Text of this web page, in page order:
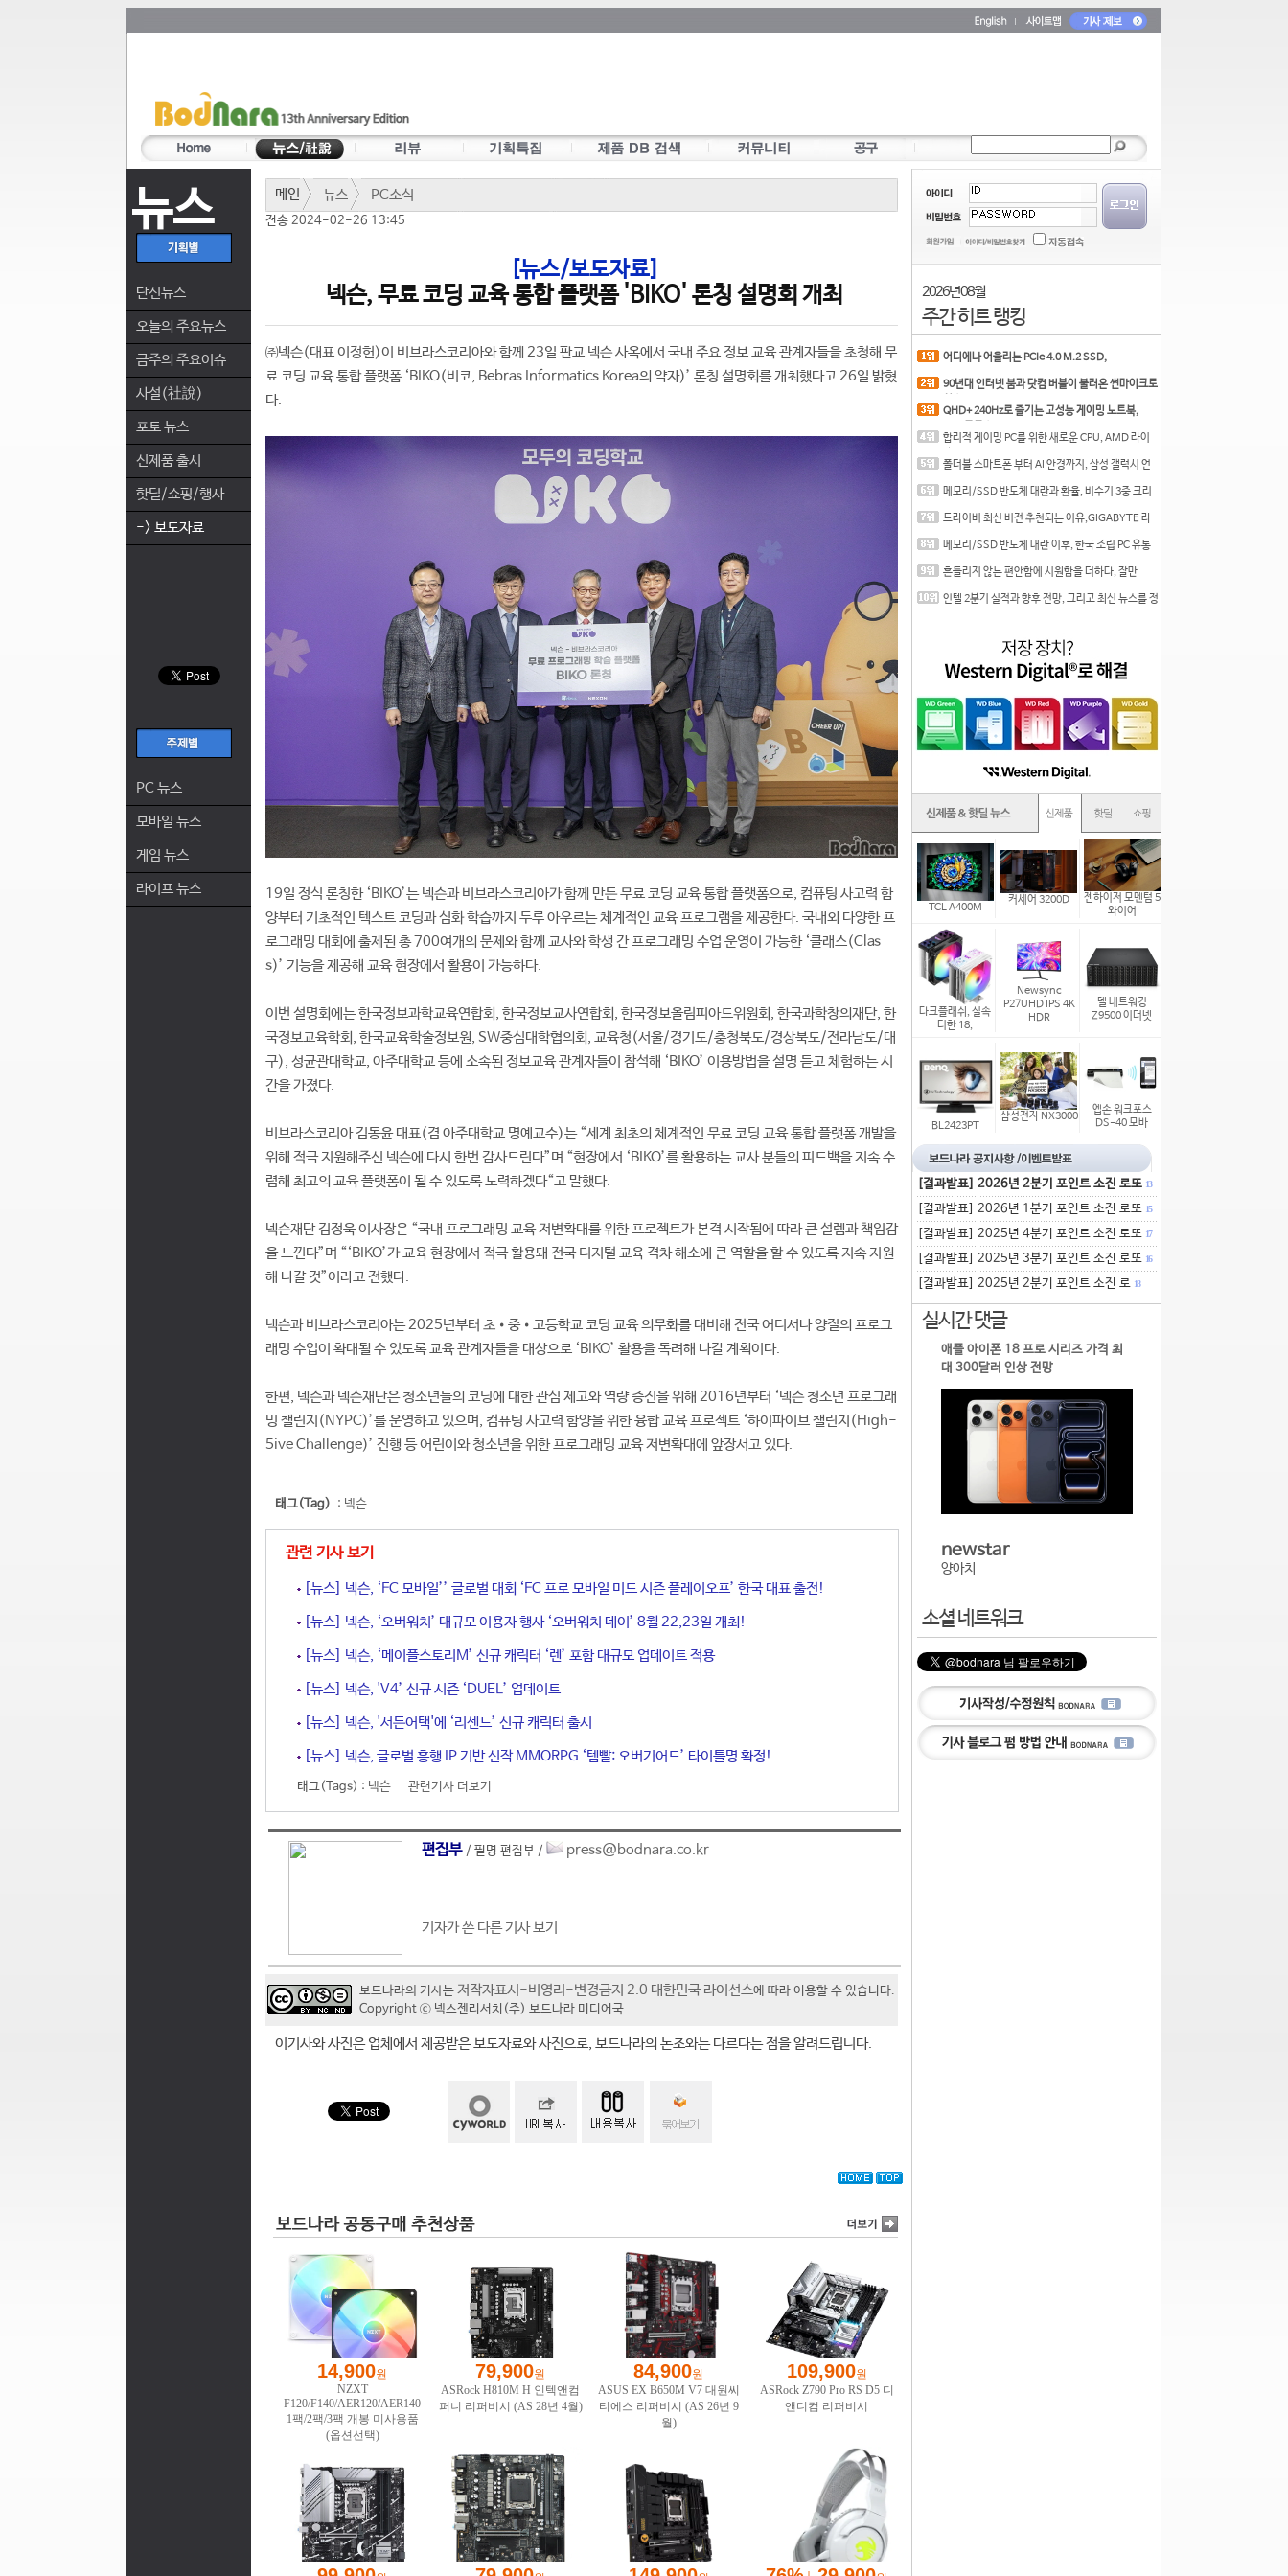
뉴스
단신뉴스
오늘의 주요뉴스
금주의 주요이슈
사설(社說)
포토 뉴스
신제품 출시
핫딜/쇼핑/행사
-> 보도자료
PC 뉴스
모바일 뉴스
게임 뉴스
라이프 뉴스
메인 뉴스 PC소식
전송 2024-02-26 13:45
[뉴스/보도자료]
넥슨, 무료 코딩 교육 통합 플랫폼 'BIKO' 론칭 설명회 개최
㈜넥슨(대표 이정헌)이 비브라스코리아와 함께 23일 판교 넥슨 사옥에서 국내 주요 정보 교육 관계자들을 초청해 무
료 코딩 교육 통합 플랫폼 ‘BIKO(비코, Bebras Informatics Korea의 약자)’ 론칭 설명회를 개최했다고 26일 밝혔
다.
19일 정식 론칭한 ‘BIKO’는 넥슨과 비브라스코리아가 함께 만든 무료 코딩 교육 통합 플랫폼으로, 컴퓨팅 사고력 함
양부터 기초적인 텍스트 코딩과 심화 학습까지 두루 아우르는 체계적인 교육 프로그램을 제공한다. 국내외 다양한 프
로그래밍 대회에 출제된 총 700여개의 문제와 함께 교사와 학생 간 프로그래밍 수업 운영이 가능한 ‘클래스(Clas
s)’ 기능을 제공해 교육 현장에서 활용이 가능하다.
이번 설명회에는 한국정보과학교육연합회, 한국정보교사연합회, 한국정보올림피아드위원회, 한국과학창의재단, 한
국정보교육학회, 한국교육학술정보원, SW중심대학협의회, 교육청(서울/경기도/충청북도/경상북도/전라남도/대
구), 성균관대학교, 아주대학교 등에 소속된 정보교육 관계자들이 참석해 ‘BIKO’ 이용방법을 설명 듣고 체험하는 시
간을 가졌다.
비브라스코리아 김동윤 대표(겸 아주대학교 명예교수)는 “세계 최초의 체계적인 무료 코딩 교육 통합 플랫폼 개발을
위해 적극 지원해주신 넥슨에 다시 한번 감사드린다”며 “현장에서 ‘BIKO’를 활용하는 교사 분들의 피드백을 지속 수
렴해 최고의 교육 플랫폼이 될 수 있도록 노력하겠다“고 말했다.
넥슨재단 김정욱 이사장은 “국내 프로그래밍 교육 저변확대를 위한 프로젝트가 본격 시작됨에 따라 큰 설렘과 책임감
을 느낀다”며 “‘BIKO’가 교육 현장에서 적극 활용돼 전국 디지털 교육 격차 해소에 큰 역할을 할 수 있도록 지속 지원
해 나갈 것”이라고 전했다.
넥슨과 비브라스코리아는 2025년부터 초•중•고등학교 코딩 교육 의무화를 대비해 전국 어디서나 양질의 프로그
래밍 수업이 확대될 수 있도록 교육 관계자들을 대상으로 ‘BIKO’ 활용을 독려해 나갈 계획이다.
한편, 넥슨과 넥슨재단은 청소년들의 코딩에 대한 관심 제고와 역량 증진을 위해 2016년부터 ‘넥슨 청소년 프로그래
밍 챌린지(NYPC)’를 운영하고 있으며, 컴퓨팅 사고력 함양을 위한 융합 교육 프로젝트 ‘하이파이브 챌린지(High-
5ive Challenge)’ 진행 등 어린이와 청소년을 위한 프로그래밍 교육 저변확대에 앞장서고 있다.
태그(Tag) : 넥슨
관련 기사 보기
[뉴스] 넥슨, ‘FC 모바일’’ 글로벌 대회 ‘FC 프로 모바일 미드 시즌 플레이오프’ 한국 대표 출전!
[뉴스] 넥슨, ‘오버워치’ 대규모 이용자 행사 ‘오버워치 데이’ 8월 22,23일 개최!
[뉴스] 넥슨, ‘메이플스토리M’ 신규 캐릭터 ‘렌’ 포함 대규모 업데이트 적용
[뉴스] 넥슨, 'V4’ 신규 시즌 ‘DUEL’ 업데이트
[뉴스] 넥슨, '서든어택'에 ‘리센느’ 신규 캐릭터 출시
[뉴스] 넥슨, 글로벌 흥행 IP 기반 신작 MMORPG ‘템빨: 오버기어드’ 타이틀명 확정!
태그(Tags) : 넥슨 관련기사 더보기
편집부 / 필명 편집부 / press@bodnara.co.kr
기자가 쓴 다른 기사 보기
보드나라의 기사는 저작자표시-비영리-변경금지 2.0 대한민국 라이선스에 따라 이용할 수 있습니다.
Copyright ⓒ 넥스젠리서치(주) 보드나라 미디어국
이기사와 사진은 업체에서 제공받은 보도자료와 사진으로, 보드나라의 논조와는 다르다는 점을 알려드립니다.
2026년 08월
주간 히트 랭킹
어디에나 어울리는 PCIe 4.0 M.2 SSD,
90년대 인터넷 붐과 닷컴 버블이 불러온 썬마이크로
QHD+ 240Hz로 즐기는 고성능 게이밍 노트북,
합리적 게이밍 PC를 위한 새로운 CPU, AMD 라이
폴더블 스마트폰 부터 AI 안경까지, 삼성 갤럭시 언
메모리/SSD 반도체 대란과 환율, 비수기 3중 크리
드라이버 최신 버전 추천되는 이유,GIGABYTE 라
메모리/SSD 반도체 대란 이후, 한국 조립 PC 유통
흔들리지 않는 편안함에 시원함을 더하다, 잘만
인텔 2분기 실적과 향후 전망, 그리고 최신 뉴스를 정
TCL A400M
커세어 3200D
젠하이저 모멘텀 5
와이어
다크플래쉬, 실속
더한 18,
Newsync
P27UHD IPS 4K
HDR
델 네트워킹
Z9500 이더넷
BL2423PT
삼성전자 NX3000
엡손 워크포스
DS-40 모바
[결과발표] 2026년 2분기 포인트 소진 로또 13
[결과발표] 2026년 1분기 포인트 소진 로또 15
[결과발표] 2025년 4분기 포인트 소진 로또 17
[결과발표] 2025년 3분기 포인트 소진 로또 16
[결과발표] 2025년 2분기 포인트 소진 로 18
실시간 댓글
애플 아이폰 18 프로 시리즈 가격 최
대 300달러 인상 전망
newstar
양아치
소셜 네트워크